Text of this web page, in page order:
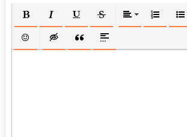
ПОЛУЖИРНЫЙ
КУРСИВПОДЧЕРКНУТЫЙ
ЗАЧЕРКНУТЫЙ
ВСТАВИТЬ СМАЙЛИК
ВСТАВКА СКРЫТОГО ТЕКСТА
ВСТАВКА ЦИТАТЫ
ВСТАВКА СПОЙЛЕРА